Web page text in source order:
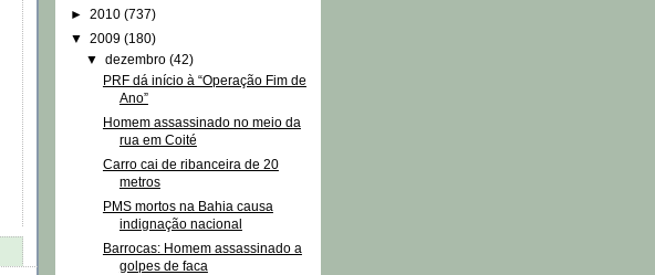
► 2010 (737)
▼ 2009 (180)
▼dezembro(42)
PRF dá início à “Operação Fim de
Ano”
Homem assassinado no meio da
rua em Coité
Carro cai de ribanceira de 20
metros
PMS mortos na Bahia causa
indignação nacional
Barrocas: Homem assassinado a
golpes de faca